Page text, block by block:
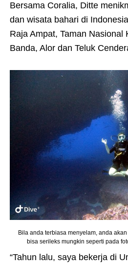
Bersama Coralia, Ditte
dan wisata bahari di
Raja Ampat, Taman Nasional
Banda, Alor dan Teluk
Bila anda terbiasa menyelam, anda
bisa serileks mungkin seperti pada
“Tahun lalu, saya bekerja di